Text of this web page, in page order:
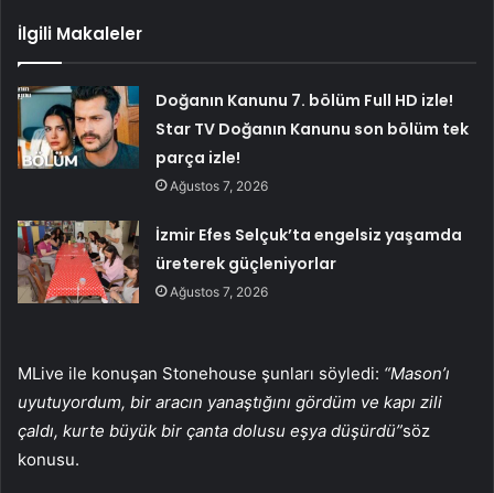
İlgili Makaleler
Doğanın Kanunu 7. bölüm Full HD izle!
Star TV Doğanın Kanunu son bölüm tek
parça izle!
Ağustos 7, 2026
İzmir Efes Selçuk’ta engelsiz yaşamda
üreterek güçleniyorlar
Ağustos 7, 2026
MLive ile konuşan Stonehouse şunları söyledi: “Mason’ı
uyutuyordum, bir aracın yanaştığını gördüm ve kapı zili
çaldı, kurte büyük bir çanta dolusu eşya düşürdü”söz
konusu.